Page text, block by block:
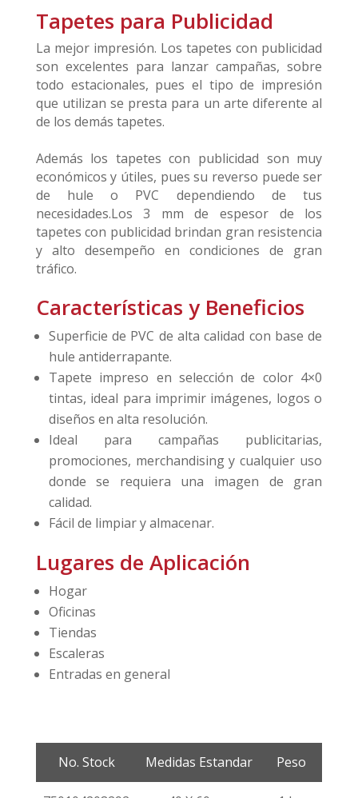
Tapetes para Publicidad
La mejor impresión. Los tapetes con publicidad
son excelentes para lanzar campañas, sobre
todo estacionales, pues el tipo de impresión
que utilizan se presta para un arte diferente al
de los demás tapetes.
Además los tapetes con publicidad son muy
económicos y útiles, pues su reverso puede ser
de hule o PVC dependiendo de tus
necesidades.Los 3 mm de espesor de los
tapetes con publicidad brindan gran resistencia
y alto desempeño en condiciones de gran
tráfico.
Características y Beneficios
Superficie de PVC de alta calidad con base de
hule antiderrapante.
Tapete impreso en selección de color 4×0
tintas, ideal para imprimir imágenes, logos o
diseños en alta resolución.
Ideal para campañas publicitarias,
promociones, merchandising y cualquier uso
donde se requiera una imagen de gran
calidad.
Fácil de limpiar y almacenar.
Lugares de Aplicación
Hogar
Oficinas
Tiendas
Escaleras
Entradas en general
No. Stock Medidas Estandar Peso